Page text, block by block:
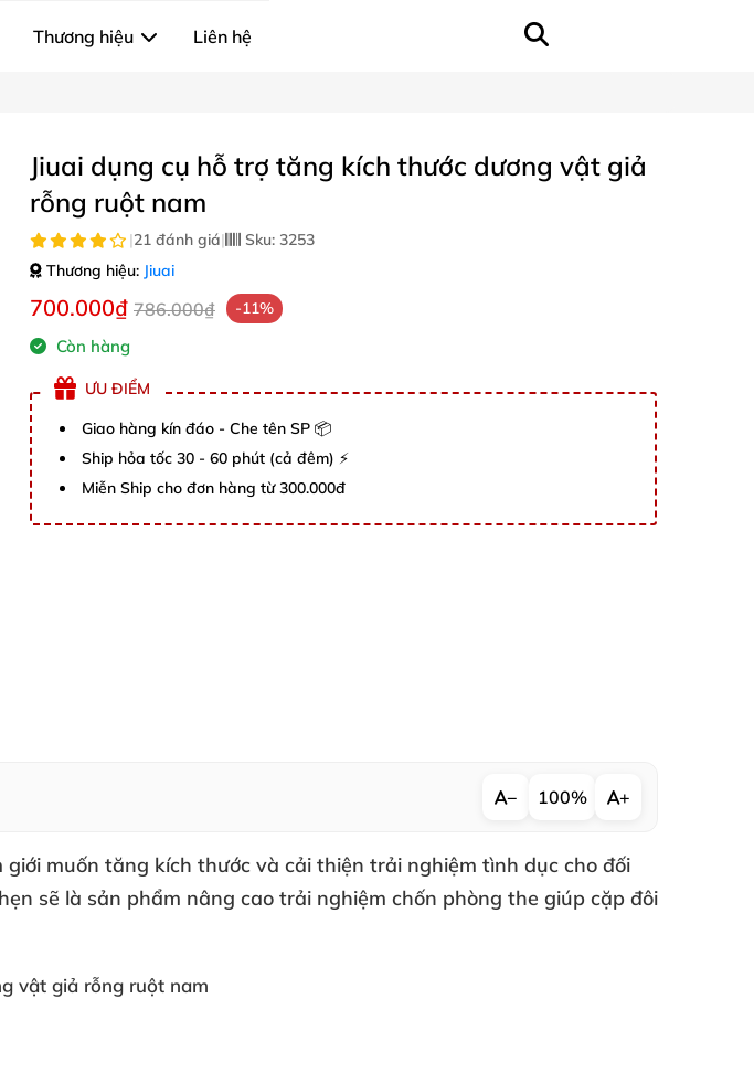
Thương hiệu Liên hệ
Jiuai dụng cụ hỗ trợ tăng kích thước dương vật giả
rỗng ruột nam
|21 đánh giá| Sku: 3253
Thương hiệu: Jiuai
700.000₫ 786.000₫ -11%
Còn hàng
ƯU ĐIỂM
Giao hàng kín đáo - Che tên SP 📦
Ship hỏa tốc 30 - 60 phút (cả đêm) ⚡
Miễn Ship cho đơn hàng từ 300.000đ
− 100% +
muốn tăng kích thước và cải thiện trải nghiệm tình dục cho đối
sẽ là sản phẩm nâng cao trải nghiệm chốn phòng the giúp cặp đôi